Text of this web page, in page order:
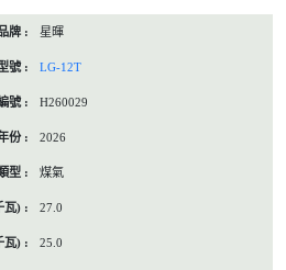
星暉
LG-12T
H260029
2026
煤氣
27.0
25.0